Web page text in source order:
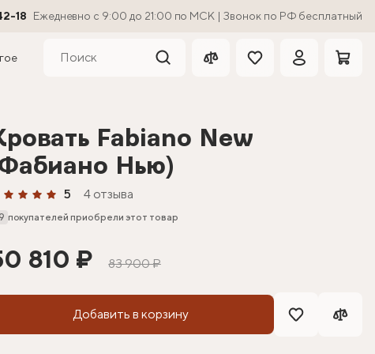
18 Ежедневно с 9:00 до 21:00 по МСК | Звонок по РФ бесплатный
Fabiano New
Нью)
5 4 отзыва
покупателей приобрели этот товар
810 ₽ 83 900 ₽
Добавить в корзину